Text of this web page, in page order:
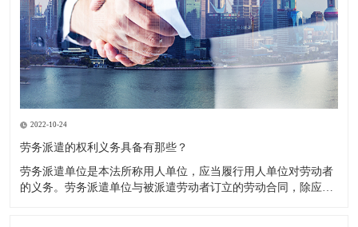
2022-10-24
劳务派遣的权利义务具备有那些？
劳务派遣单位是本法所称用人单位，应当履行用人单位对劳动者
的义务。劳务派遣单位与被派遣劳动者订立的劳动合同，除应当